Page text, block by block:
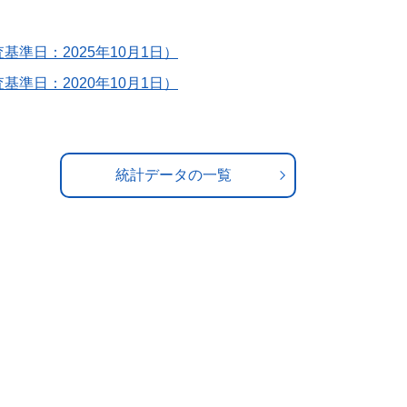
準日：2025年10月1日）
準日：2020年10月1日）
統計データの一覧